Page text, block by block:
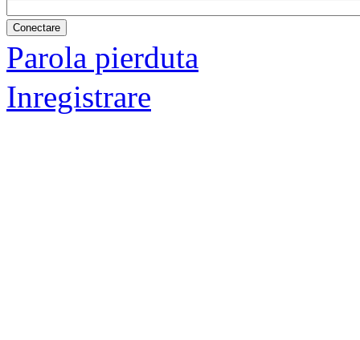
Parola pierduta
Inregistrare